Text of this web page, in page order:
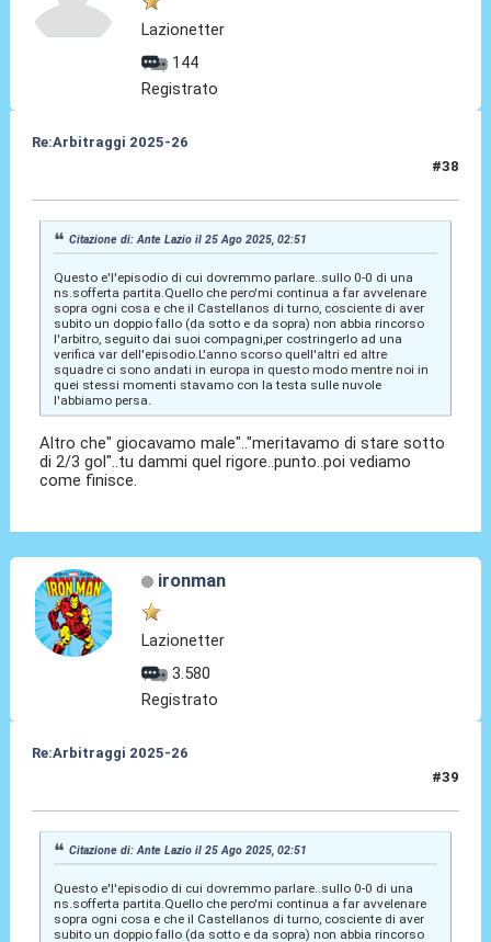
Lazionetter
144
Registrato
Re:Arbitraggi 2025-26
#38
Citazione di: Ante Lazio il 25 Ago 2025, 02:51
Questo e'l'episodio di cui dovremmo parlare..sullo 0-0 di una
ns.sofferta partita.Quello che pero'mi continua a far avvelenare
sopra ogni cosa e che il Castellanos di turno, cosciente di aver
subito un doppio fallo (da sotto e da sopra) non abbia rincorso
l'arbitro, seguito dai suoi compagni,per costringerlo ad una
verifica var dell'episodio.L'anno scorso quell'altri ed altre
squadre ci sono andati in europa in questo modo mentre noi in
quei stessi momenti stavamo con la testa sulle nuvole
l'abbiamo persa.
Altro che" giocavamo male".."meritavamo di stare sotto
di 2/3 gol"..tu dammi quel rigore..punto..poi vediamo
come finisce.
ironman
Lazionetter
3.580
Registrato
Re:Arbitraggi 2025-26
#39
Citazione di: Ante Lazio il 25 Ago 2025, 02:51
Questo e'l'episodio di cui dovremmo parlare..sullo 0-0 di una
ns.sofferta partita.Quello che pero'mi continua a far avvelenare
sopra ogni cosa e che il Castellanos di turno, cosciente di aver
subito un doppio fallo (da sotto e da sopra) non abbia rincorso